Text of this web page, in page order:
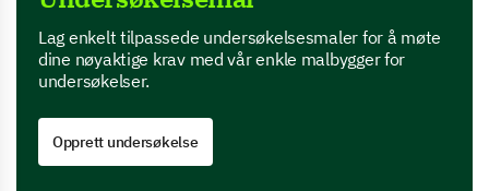
Lag enkelt tilpassede undersøkelsesmaler for å møte
dine nøyaktige krav med vår enkle malbygger for
undersøkelser.
Opprett undersøkelse